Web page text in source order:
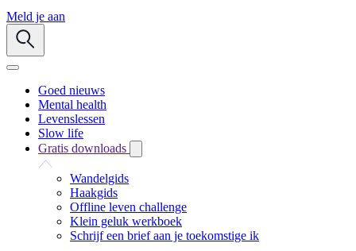
Meld je aan
Goed nieuws
Mental health
Levenslessen
Slow life
Gratis downloads
Wandelgids
Haakgids
Offline leven challenge
Klein geluk werkboek
Schrijf een brief aan je toekomstige ik